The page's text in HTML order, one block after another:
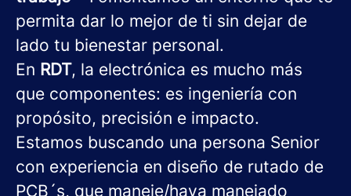
permita dar lo mejor de ti sin dejar de
lado tu bienestar personal.
En RDT, la electrónica es mucho más
que componentes: es ingeniería con
propósito, precisión e impacto.
Estamos buscando una persona Senior
con experiencia en diseño de rutado de
PCB´s, que maneje/haya manejado